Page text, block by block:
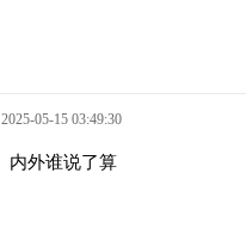
2025-05-15 03:49:30
内外谁说了算